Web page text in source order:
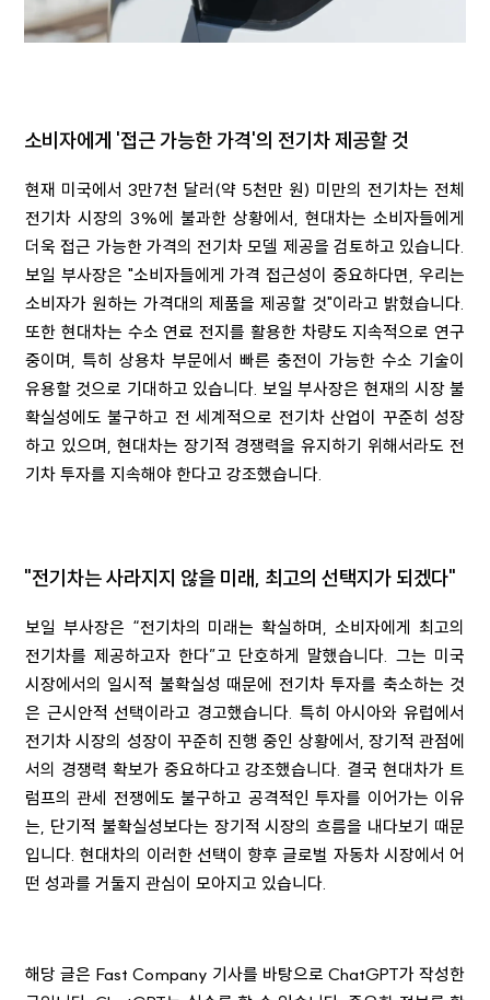
소비자에게 '접근 가능한 가격'의 전기차 제공할 것
현재 미국에서 3만7천 달러(약 5천만 원) 미만의 전기차는 전체
전기차 시장의 3%에 불과한 상황에서, 현대차는 소비자들에게
더욱 접근 가능한 가격의 전기차 모델 제공을 검토하고 있습니다.
보일 부사장은 "소비자들에게 가격 접근성이 중요하다면, 우리는
소비자가 원하는 가격대의 제품을 제공할 것"이라고 밝혔습니다.
또한 현대차는 수소 연료 전지를 활용한 차량도 지속적으로 연구
중이며, 특히 상용차 부문에서 빠른 충전이 가능한 수소 기술이
유용할 것으로 기대하고 있습니다. 보일 부사장은 현재의 시장 불
확실성에도 불구하고 전 세계적으로 전기차 산업이 꾸준히 성장
하고 있으며, 현대차는 장기적 경쟁력을 유지하기 위해서라도 전
기차 투자를 지속해야 한다고 강조했습니다.
"전기차는 사라지지 않을 미래, 최고의 선택지가 되겠다"
보일 부사장은 “전기차의 미래는 확실하며, 소비자에게 최고의
전기차를 제공하고자 한다”고 단호하게 말했습니다. 그는 미국
시장에서의 일시적 불확실성 때문에 전기차 투자를 축소하는 것
은 근시안적 선택이라고 경고했습니다. 특히 아시아와 유럽에서
전기차 시장의 성장이 꾸준히 진행 중인 상황에서, 장기적 관점에
서의 경쟁력 확보가 중요하다고 강조했습니다. 결국 현대차가 트
럼프의 관세 전쟁에도 불구하고 공격적인 투자를 이어가는 이유
는, 단기적 불확실성보다는 장기적 시장의 흐름을 내다보기 때문
입니다. 현대차의 이러한 선택이 향후 글로벌 자동차 시장에서 어
떤 성과를 거둘지 관심이 모아지고 있습니다.
해당 글은 Fast Company 기사를 바탕으로 ChatGPT가 작성한